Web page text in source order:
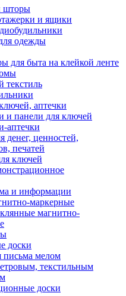
шторы
и ящики
одежды
для быта на клейкой ленте
текстиль
аптечки
и панели для ключей
аптечки
денег, ценностей,
печатей
ключей
и информации
маркерные
магнитно-
доски
письма мелом
текстильным
доски